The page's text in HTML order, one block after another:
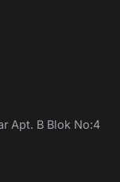
Apt. B Blok No:4